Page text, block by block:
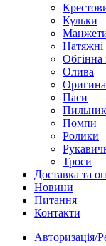
Кульки
Обгінна
Олива
Паси
Помпи
Ролики
Троси
Доставка та
Новини
Питання
Контакти
Авторизація/